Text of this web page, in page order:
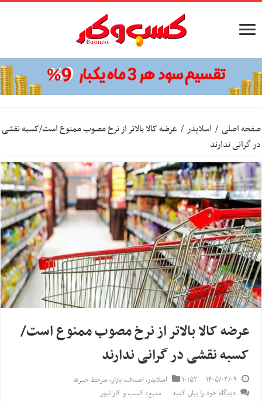
صفحه اصلی / اسلایدر / عرضه کالا بالاتر از نرخ مصوب ممنوع است/کسبه نقشی
در گرانی ندارند
عرضه کالا بالاتر از نرخ مصوب ممنوع است/
کسبه نقشی در گرانی ندارند
۱۴۰۵/۰۳/۰۹ ۱۰:۵۳ اسلایدر,اصناف,بازار,سرخط خبرها
دیدگاه خود را بیان کنید
منبع: کسب و کار نیوز